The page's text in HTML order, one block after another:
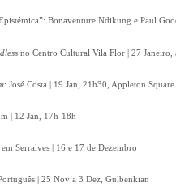
Bonaventure Ndikung e Paul
no Centro Cultural Vila Flor | 27 Janeiro,
: José Costa | 19 Jan, 21h30, Appleton Square
| 12 Jan, 17h-18h
Serralves | 16 e 17 de Dezembro
| 25 Nov a 3 Dez, Gulbenkian